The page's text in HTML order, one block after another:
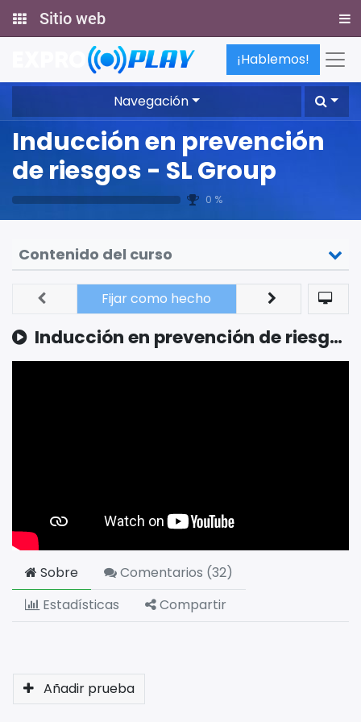
Sitio web
¡Hablemos!
Navegación
Inducción en prevención
de riesgos - SL Group
0 %
Contenido del curso
Inducción en prevención de riesgos - SL Group
Fijar como hecho
Sobre Comentarios (32)
Estadísticas
Compartir
Añadir prueba